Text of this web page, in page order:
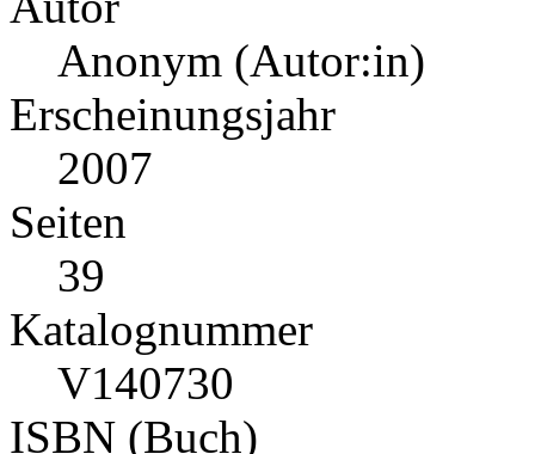
Anonym (Autor:in)
Erscheinungsjahr
2007
Seiten
39
Katalognummer
V140730
ISBN (Buch)